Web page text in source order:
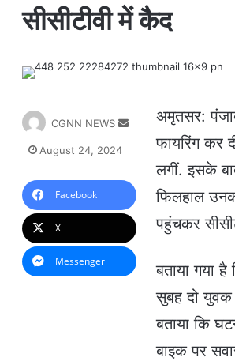
सीसीटीवी में कैद
अमृतसर:
फायरिंग कर
लगीं. इसके
फिलहाल
पहुंचकर
बताया गया
सुबह दो युवक
बताया कि
बाइक पर
CGNN NEWS
a
n
e
m
a
i
August 24, 2024
Facebook
X
Messenger